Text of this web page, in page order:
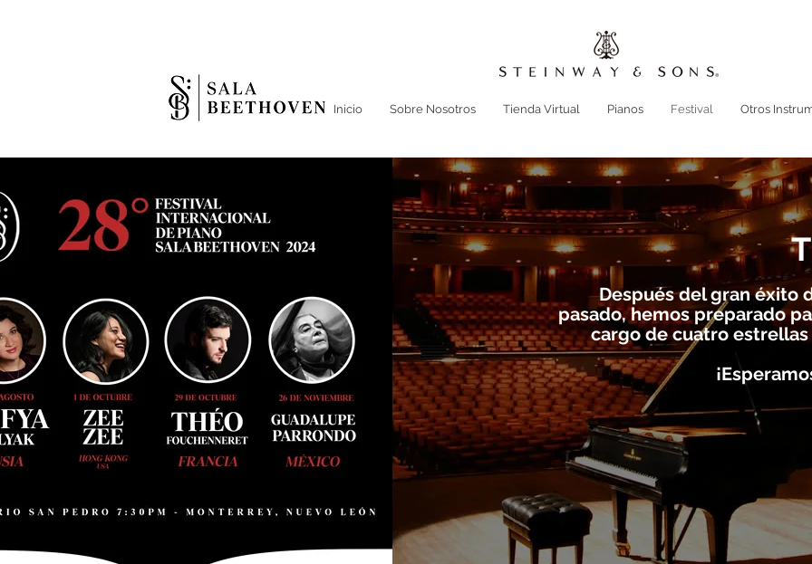
Inicio Sobre Nosotros Tienda Virtual Pianos Festival Otros
Después del gran éxito
pasado, hemos preparado
cargo de cuatro